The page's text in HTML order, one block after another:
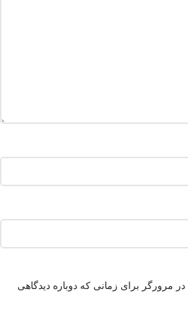
مرورگر برای زمانی که دوباره دیدگاهی